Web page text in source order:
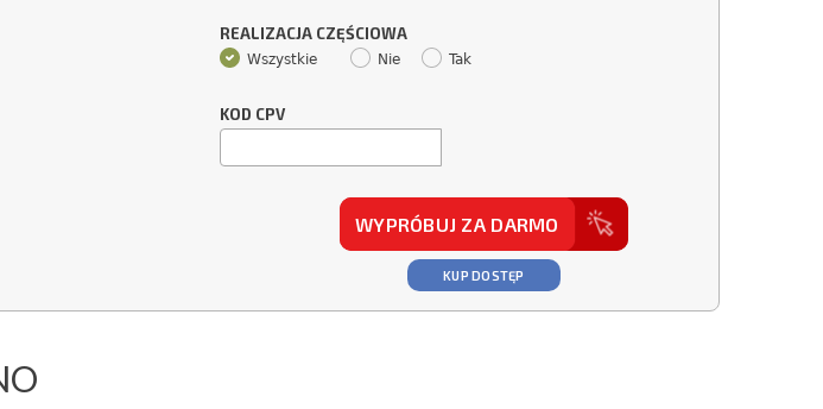
REALIZACJA CZĘŚCIOWA
Wszystkie Nie Tak
KOD CPV
WYPRÓBUJ ZA DARMO
KUP DOSTĘP